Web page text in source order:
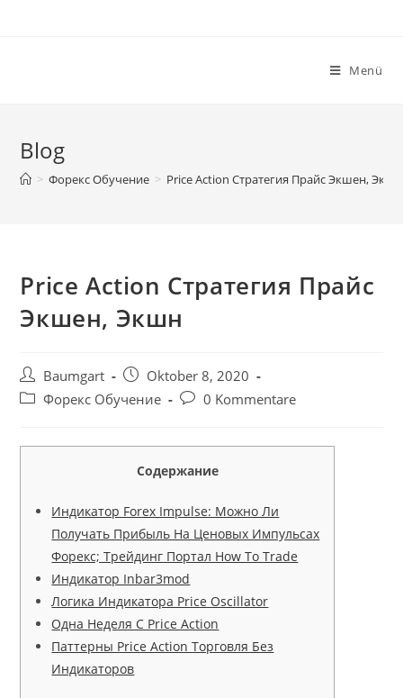
Menü
Blog
> Форекс Обучение > Price Action Стратегия Прайс Экшен, Экшн
Price Action Стратегия Прайс
Экшен, Экшн
Beitrags-
Autor:
Baumgart
Beitrag
veröffentlicht:
Oktober 8, 2020
Beitrags-
Форекс Обучение
Beitrags-
0 Kommentare
Содержание
Индикатор Forex Impulse: Можно Ли
Получать Прибыль На Ценовых Импульсах
Форекс; Трейдинг Портал How To Trade
Индикатор Inbar3mod
Логика Индикатора Price Oscillator
Одна Неделя С Price Action
Паттерны Price Action Торговля Без
Индикаторов